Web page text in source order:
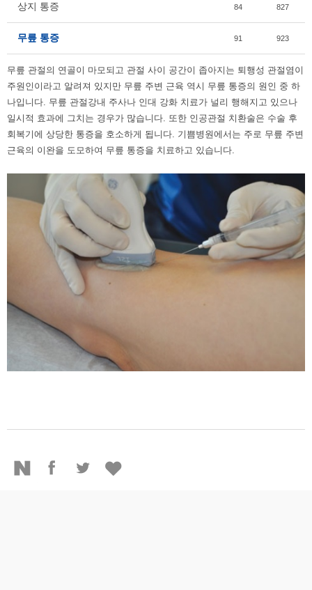
상지 통증 84 827
무릎 통증 91 923
무릎 관절의 연골이 마모되고 관절 사이 공간이 좁아지는 퇴행성 관절염이
주원인이라고 알려져 있지만 무릎 주변 근육 역시 무릎 통증의 원인 중 하
나입니다. 무릎 관절강내 주사나 인대 강화 치료가 널리 행해지고 있으나
일시적 효과에 그치는 경우가 많습니다. 또한 인공관절 치환술은 수술 후
회복기에 상당한 통증을 호소하게 됩니다. 기쁨병원에서는 주로 무릎 주변
근육의 이완을 도모하여 무릎 통증을 치료하고 있습니다.